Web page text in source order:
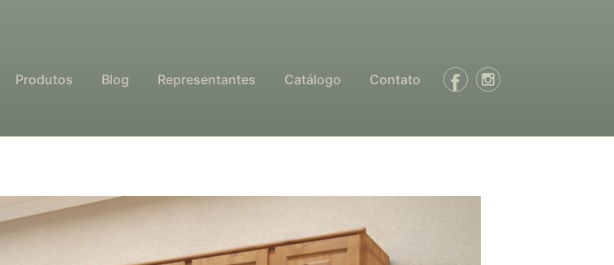
Produtos Blog Representantes Catálogo Contato